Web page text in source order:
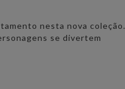
nesta nova coleção.
se divertem